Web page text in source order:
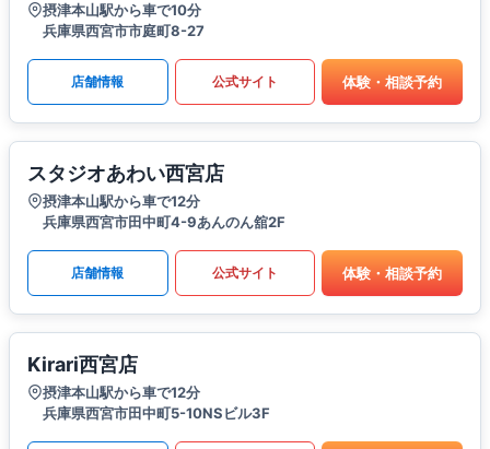
摂津本山駅から車で10分
兵庫県西宮市市庭町8-27
店舗情報 公式サイト 体験・相談予約
スタジオあわい西宮店
摂津本山駅から車で12分
兵庫県西宮市田中町4-9あんのん舘2F
店舗情報 公式サイト 体験・相談予約
Kirari西宮店
摂津本山駅から車で12分
兵庫県西宮市田中町5-10NSビル3F